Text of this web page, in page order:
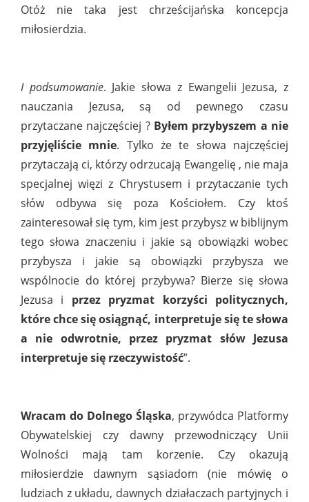
Otóż nie taka jest chrześcijańska koncepcja
miłosierdzia.
I podsumowanie. Jakie słowa z Ewangelii Jezusa, z
nauczania Jezusa, są od pewnego czasu
przytaczane najczęściej ? Byłem przybyszem a nie
przyjęliście mnie. Tylko że te słowa najczęściej
przytaczają ci, którzy odrzucają Ewangelię , nie maja
specjalnej więzi z Chrystusem i przytaczanie tych
słów odbywa się poza Kościołem. Czy ktoś
zainteresował się tym, kim jest przybysz w biblijnym
tego słowa znaczeniu i jakie są obowiązki wobec
przybysza i jakie są obowiązki przybysza we
wspólnocie do której przybywa? Bierze się słowa
Jezusa i przez pryzmat korzyści politycznych,
które chce się osiągnąć, interpretuje się te słowa
a nie odwrotnie, przez pryzmat słów Jezusa
interpretuje się rzeczywistość”.
Wracam do Dolnego Śląska, przywódca Platformy
Obywatelskiej czy dawny przewodniczący Unii
Wolności mają tam korzenie. Czy okazują
miłosierdzie dawnym sąsiadom (nie mówię o
ludziach z układu, dawnych działaczach partyjnych i